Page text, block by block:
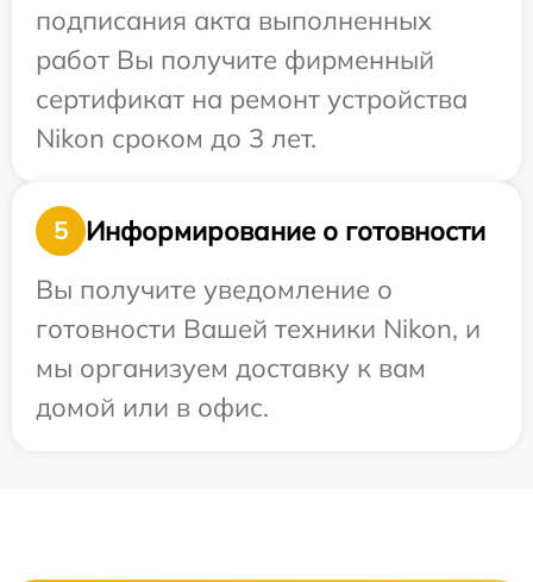
подписания акта выполненных
работ Вы получите фирменный
сертификат на ремонт устройства
Nikon сроком до 3 лет.
5
Информирование о готовности
Вы получите уведомление о
готовности Вашей техники Nikon, и
мы организуем доставку к вам
домой или в офис.